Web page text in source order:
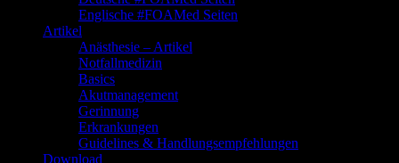
Englische #FOAMed Seiten
Artikel
Anästhesie – Artikel
Notfallmedizin
Basics
Akutmanagement
Gerinnung
Erkrankungen
Guidelines & Handlungsempfehlungen
Download